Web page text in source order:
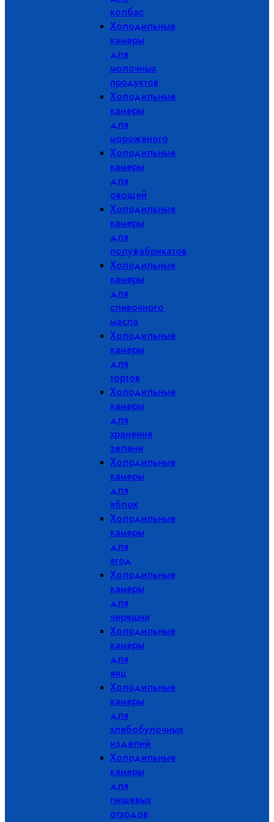
колбас
Холодильные
камеры
для
молочных
продуктов
Холодильные
камеры
для
мороженого
Холодильные
камеры
для
овощей
Холодильные
камеры
для
полуфабрикатов
Холодильные
камеры
для
сливочного
масла
Холодильные
камеры
для
тортов
Холодильные
камеры
для
хранения
зелени
Холодильные
камеры
для
яблок
Холодильные
камеры
для
ягод
Холодильные
камеры
для
черешни
Холодильные
камеры
для
яиц
Холодильные
камеры
для
хлебобулочных
изделий
Холодильные
камеры
для
пищевых
отходов